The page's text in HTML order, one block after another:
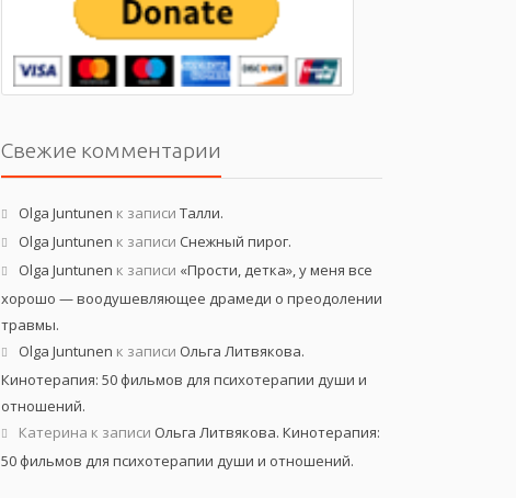
Свежие комментарии
Olga Juntunen к записи Талли.
Olga Juntunen к записи Снежный пирог.
Olga Juntunen к записи «Прости, детка», у меня все
хорошо — воодушевляющее драмеди о преодолении
травмы.
Olga Juntunen к записи Ольга Литвякова.
Кинотерапия: 50 фильмов для психотерапии души и
отношений.
Катерина к записи Ольга Литвякова. Кинотерапия:
50 фильмов для психотерапии души и отношений.